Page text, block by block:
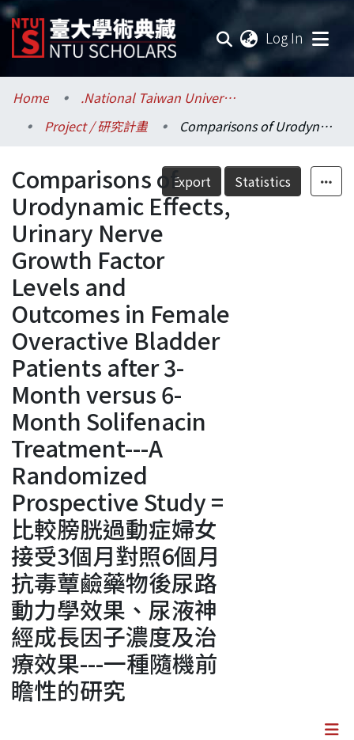
Log In
Communities & Collections
Research Outputs
Fundings & Projects
Researchers
Organizations
Statistics
Home
.National Taiwan University / 國立臺灣大學
Project / 研究計畫
Comparisons of Urodynamic Effects, Urinary Nerve Growth Factor Levels and Outcomes in Female Overactive Bladder Patients after 3-Month versus 6-Month Solifenacin Treatment---A Randomized Prospective Study = 比較膀胱過動症婦女接受3個月對照6個月抗毒蕈鹼藥物後尿路動力學效果、尿液神經成長因子濃度及治療效果---一種隨機前瞻性的研究
Export Statistics
Comparisons of
Urodynamic Effects,
Urinary Nerve
Growth Factor
Levels and
Outcomes in Female
Overactive Bladder
Patients after 3-
Month versus 6-
Month Solifenacin
Treatment---A
Randomized
Prospective Study =
比較膀胱過動症婦女
接受3個月對照6個月
抗毒蕈鹼藥物後尿路
動力學效果、尿液神
經成長因子濃度及治
療效果---一種隨機前
瞻性的研究